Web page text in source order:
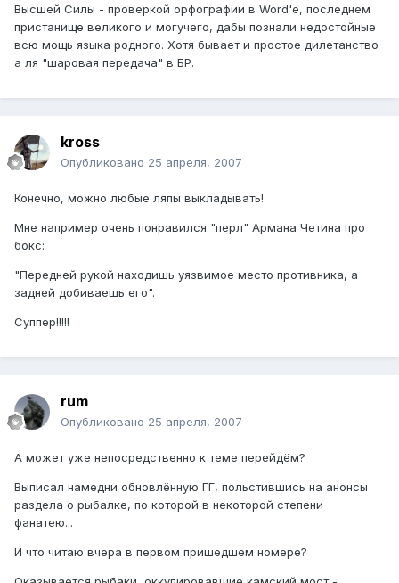
Высшей Силы - проверкой орфографии в Word'е, последнем
пристанище великого и могучего, дабы познали недостойные
всю мощь языка родного. Хотя бывает и простое дилетанство
а ля "шаровая передача" в БР.
kross
Опубликовано 25 апреля, 2007
Конечно, можно любые ляпы выкладывать!
Мне например очень понравился "перл" Армана Четина про
бокс:
"Передней рукой находишь уязвимое место противника, а
задней добиваешь его".
Суппер!!!!!
rum
Опубликовано 25 апреля, 2007
А может уже непосредственно к теме перейдём?
Выписал намедни обновлённую ГГ, польстившись на анонсы
раздела о рыбалке, по которой в некоторой степени
фанатею...
И что читаю вчера в первом пришедшем номере?